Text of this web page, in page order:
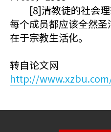
[8]清教徒的社会理
每个成员都应该全然
在于宗教生活化。
转自论文网
http://